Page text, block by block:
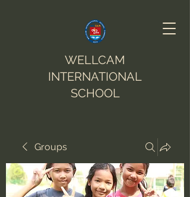
WELLCAM
INTERNATIONAL
SCHOOL
Groups